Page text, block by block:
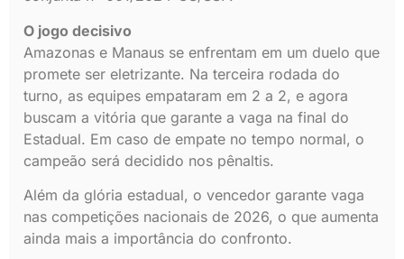
O jogo decisivo
Amazonas e Manaus se enfrentam em um duelo que
promete ser eletrizante. Na terceira rodada do
turno, as equipes empataram em 2 a 2, e agora
buscam a vitória que garante a vaga na final do
Estadual. Em caso de empate no tempo normal, o
campeão será decidido nos pênaltis.
Além da glória estadual, o vencedor garante vaga
nas competições nacionais de 2026, o que aumenta
ainda mais a importância do confronto.